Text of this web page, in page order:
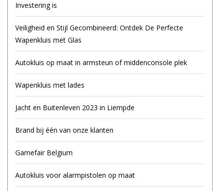
Investering is
Veiligheid en Stijl Gecombineerd: Ontdek De Perfecte
Wapenkluis met Glas
Autokluis op maat in armsteun of middenconsole plek
Wapenkluis met lades
Jacht en Buitenleven 2023 in Liempde
Brand bij één van onze klanten
Gamefair Belgium
Autokluis voor alarmpistolen op maat